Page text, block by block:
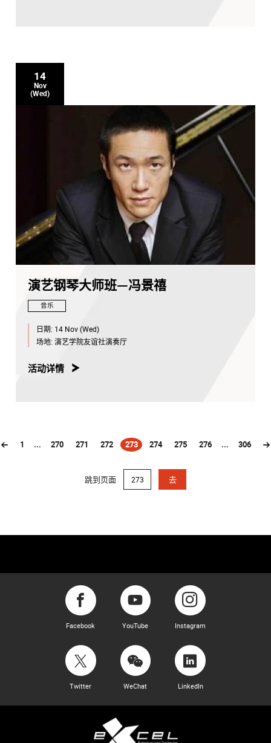
14
Nov
(Wed)
演艺钢琴大师班—冯景禧
音乐
日期: 14 Nov (Wed)
场地: 演艺学院友谊社演奏厅
活动详情
1 ... 270 271 272 273
(current)274 275 276 ... 306
跳到页面 去
Facebook YouTube Instagram
Twitter WeChat LinkedIn